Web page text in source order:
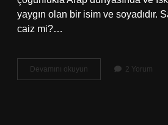
yaygın olan bir isim ve soyadıdır.
caiz mi?…
Devamını okuyun
Arapçada
2 Yorum